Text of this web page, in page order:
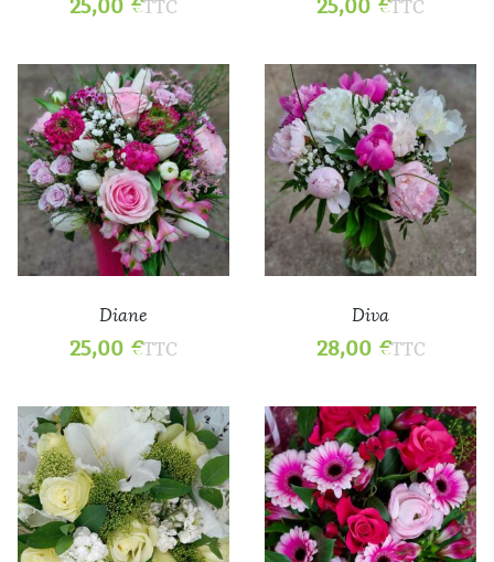
25,00 €TTC 25,00 €TTC
Diane
25,00 €TTC
Diva
28,00 €TTC